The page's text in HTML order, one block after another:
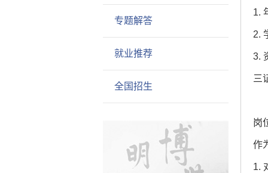
专题解答
就业推荐
全国招生
1.
2.
3.
三
岗
作
1.